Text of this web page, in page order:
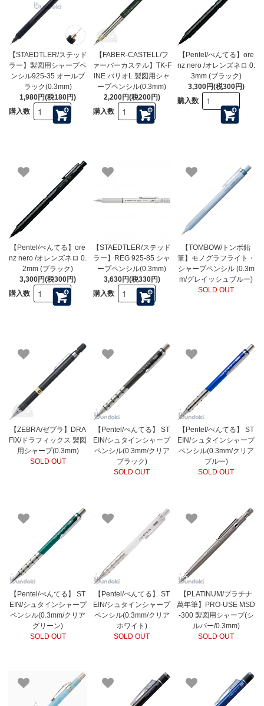
【STAEDTLER/ステッド
ラー】製図用シャープペ
ンシル925-35 オールブ
ラック(0.3mm)
1,980円(税180円)
購入数
【FABER-CASTELL/フ
ァーバーカステル】TK-F
INE バリオL 製図用シャ
ープペンシル(0.3mm)
2,200円(税200円)
購入数
【Pentel/ぺんてる】ore
nz nero /オレンズネロ 0.
3mm (ブラック)
3,300円(税300円)
購入数
【Pentel/ぺんてる】ore
nz nero /オレンズネロ 0.
2mm (ブラック)
3,300円(税300円)
購入数
【STAEDTLER/ステッド
ラー】REG 925-85 シャ
ープペンシル(0.3mm)
3,630円(税330円)
購入数
【TOMBOW/トンボ鉛
筆】モノグラフライト・
シャープペンシル (0.3m
m/グレイッシュブルー)
SOLD OUT
【ZEBRA/ゼブラ】DRA
FIX/ドラフィックス 製図
用シャープ(0.3mm)
SOLD OUT
【Pentel/ぺんてる】 ST
EIN/シュタインシャープ
ペンシル(0.3mm/クリア
ブラック)
SOLD OUT
【Pentel/ぺんてる】 ST
EIN/シュタインシャープ
ペンシル(0.3mm/クリア
ブルー)
SOLD OUT
【Pentel/ぺんてる】 ST
EIN/シュタインシャープ
ペンシル(0.3mm/クリア
グリーン)
SOLD OUT
【Pentel/ぺんてる】 ST
EIN/シュタインシャープ
ペンシル(0.3mm/クリア
ホワイト)
SOLD OUT
【PLATINUM/プラチナ
萬年筆】PRO-USE MSD
-300 製図用シャープ(シ
ルバー/0.3mm)
SOLD OUT